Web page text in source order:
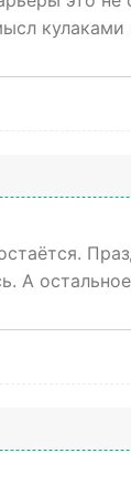
кулаками
А